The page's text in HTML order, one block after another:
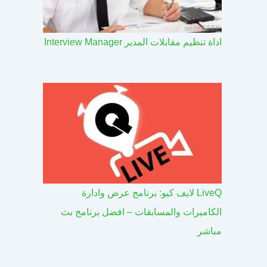
اداة تنظيم مقابلات المدير Interview Manager
LiveQ لايف كيو: برنامج عرض وادارة
الكاميرات والمسابقات – افضل برنامج بث
مباشر